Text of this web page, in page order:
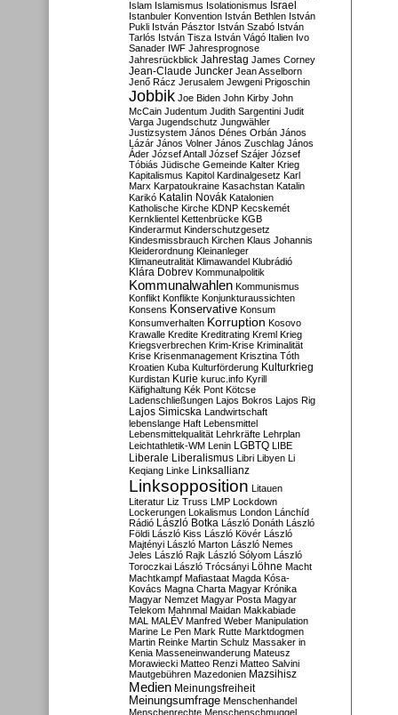
Islam Islamismus Isolationismus Israel
Istanbuler Konvention István Bethlen István
Pukli István Pásztor István Szabó István
Tarlós István Tisza István Vágó Italien Ivo
Sanader IWF Jahresprognose
Jahresrückblick Jahrestag James Corney
Jean-Claude Juncker Jean Asselborn
Jenő Rácz Jerusalem Jewgeni Prigoschin
Jobbik Joe Biden John Kirby John
McCain Judentum Judith Sargentini Judit
Varga Jugendschutz Jungwähler
Justizsystem János Dénes Orbán János
Lázár János Volner János Zuschlag János
Áder József Antall József Szájer József
Tóbiás Jüdische Gemeinde Kalter Krieg
Kapitalismus Kapitol Kardinalgesetz Karl
Marx Karpatoukraine Kasachstan Katalin
Karikó Katalin Novák Katalonien
Katholische Kirche KDNP Kecskemét
Kernklientel Kettenbrücke KGB
Kinderarmut Kinderschutzgesetz
Kindesmissbrauch Kirchen Klaus Johannis
Kleiderordnung Kleinanleger
Klimaneutralität Klimawandel Klubrádió
Klára Dobrev Kommunalpolitik
Kommunalwahlen Kommunismus
Konflikt Konflikte Konjunkturaussichten
Konsens Konservative Konsum
Konsumverhalten Korruption Kosovo
Krawalle Kredite Kreditrating Kreml Krieg
Kriegsverbrechen Krim-Krise Kriminalität
Krise Krisenmanagement Krisztina Tóth
Kroatien Kuba Kulturförderung Kulturkrieg
Kurdistan Kurie kuruc.info Kyrill
Käfighaltung Kék Pont Kötcse
Ladenschließungen Lajos Bokros Lajos Rig
Lajos Simicska Landwirtschaft
lebenslange Haft Lebensmittel
Lebensmittelqualität Lehrkräfte Lehrplan
Leichtathletik-WM Lenin LGBTQ LIBE
Liberale Liberalismus Libri Libyen Li
Keqiang Linke Linksallianz
Linksopposition Litauen
Literatur Liz Truss LMP Lockdown
Lockerungen Lokalismus London Lánchíd
Rádió
László Botka László Donáth László
Földi László Kiss László Kövér László
Majtényi László Marton László Nemes
Jeles László Rajk László Sólyom László
Toroczkai László Trócsányi Löhne Macht
Machtkampf Mafiastaat Magda Kósa-
Kovács Magna Charta Magyar Krónika
Magyar Nemzet Magyar Posta Magyar
Telekom Mahnmal Maidan Makkabiade
MAL MALÉV Manfred Weber Manipulation
Marine Le Pen Mark Rutte Marktdogmen
Martin Reinke Martin Schulz Massaker in
Kenia Masseneinwanderung Mateusz
Morawiecki Matteo Renzi Matteo Salvini
Mautgebühren Mazedonien Mazsihisz
Medien Meinungsfreiheit
Meinungsumfrage Menschenhandel
Menschenrechte Menschenschmuggel